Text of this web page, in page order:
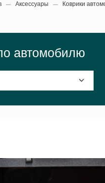
Аксессуары Коврики
автомобилю